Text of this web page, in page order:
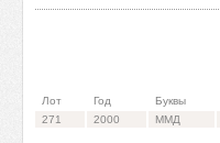
Лот Год Буквы
271
2000 ММД